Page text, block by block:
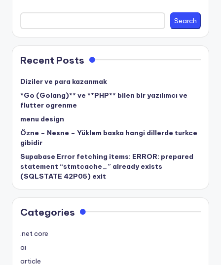
Search
Recent Posts
Diziler ve para kazanmak
*Go (Golang)** ve **PHP** bilen bir yazılımcı ve
flutter ogrenme
menu design
Özne – Nesne – Yüklem baska hangi dillerde turkce
gibidir
Supabase Error fetching items: ERROR: prepared
statement “stmtcache_” already exists
(SQLSTATE 42P05) exit
Categories
.net core
ai
article